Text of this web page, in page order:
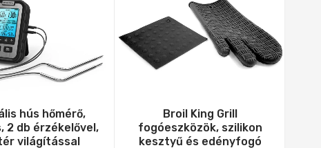
hús hőmérő,
2 db érzékelővel,
világítással
Broil King Grill
fogóeszközök, szilikon
kesztyű és edényfogó